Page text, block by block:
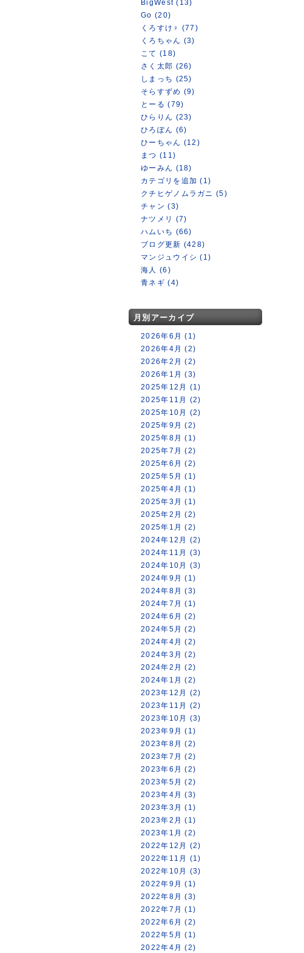
BigWest (13)
Go (20)
くろすけ♀ (77)
くろちゃん (3)
こて (18)
さく太郎 (26)
しまっち (25)
そらすずめ (9)
とーる (79)
ひらりん (23)
ひろぽん (6)
ひーちゃん (12)
まつ (11)
ゆーみん (18)
カテゴリを追加 (1)
クチヒゲノムラガニ (5)
チャン (3)
ナツメリ (7)
ハムいち (66)
ブログ更新 (428)
マンジュウイシ (1)
海人 (6)
青ネギ (4)
月別アーカイブ
2026年6月 (1)
2026年4月 (2)
2026年2月 (2)
2026年1月 (3)
2025年12月 (1)
2025年11月 (2)
2025年10月 (2)
2025年9月 (2)
2025年8月 (1)
2025年7月 (2)
2025年6月 (2)
2025年5月 (1)
2025年4月 (1)
2025年3月 (1)
2025年2月 (2)
2025年1月 (2)
2024年12月 (2)
2024年11月 (3)
2024年10月 (3)
2024年9月 (1)
2024年8月 (3)
2024年7月 (1)
2024年6月 (2)
2024年5月 (2)
2024年4月 (2)
2024年3月 (2)
2024年2月 (2)
2024年1月 (2)
2023年12月 (2)
2023年11月 (2)
2023年10月 (3)
2023年9月 (1)
2023年8月 (2)
2023年7月 (2)
2023年6月 (2)
2023年5月 (2)
2023年4月 (3)
2023年3月 (1)
2023年2月 (1)
2023年1月 (2)
2022年12月 (2)
2022年11月 (1)
2022年10月 (3)
2022年9月 (1)
2022年8月 (3)
2022年7月 (1)
2022年6月 (2)
2022年5月 (1)
2022年4月 (2)